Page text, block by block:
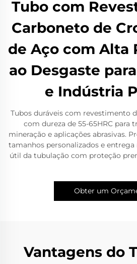
Tubo com
Carboneto de
de Aço com Alta
ao Desgaste
e Indústria
Tubos duráveis com revestimento
com dureza de 55-65HRC para
mineração e aplicações abrasivas.
tamanhos personalizados e entrega
útil da tubulação com proteção
Obter um
Vantagens do